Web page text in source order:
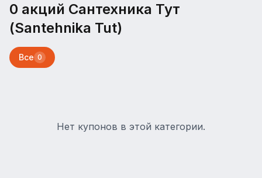
0 акций Сантехника Тут
(Santehnika Tut)
Все 0
Нет купонов в этой категории.